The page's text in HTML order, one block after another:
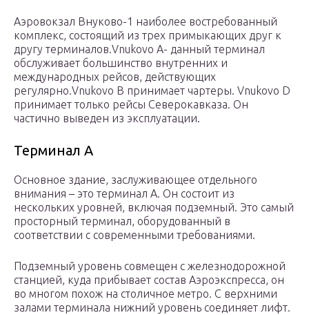
Аэровокзал Внуково-1 наиболее востребованный
комплекс, состоящий из трех примыкающих друг к
другу терминалов.Vnukovo A- данный терминал
обслуживает большинство внутренних и
международных рейсов, действующих
регулярно.Vnukovo В принимает чартеры. Vnukovo D
принимает только рейсы Северокавказа. Он
частично выведен из эксплуатации.
Терминал А
Основное здание, заслуживающее отдельного
внимания – это терминал А. Он состоит из
нескольких уровней, включая подземный. Это самый
просторный терминал, оборудованный в
соответствии с современными требованиями.
Подземный уровень совмещен с железнодорожной
станцией, куда прибывает состав Аэроэкспресса, он
во многом похож на столичное метро. С верхними
залами терминала нижний уровень соединяет лифт.